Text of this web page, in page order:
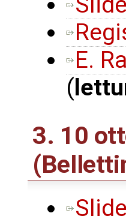
E.
(
3. 10
Slide